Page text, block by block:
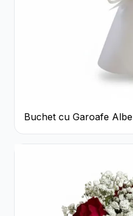
Buchet cu Garoafe Albe